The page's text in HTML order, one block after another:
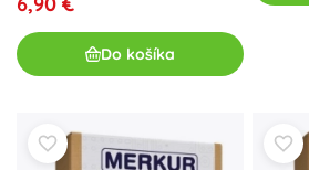
Do košíka